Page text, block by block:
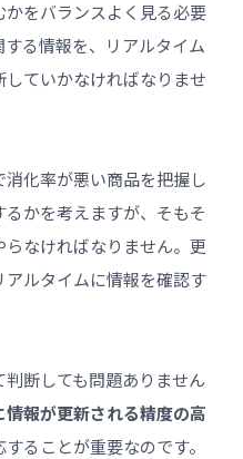
をバランスよく見る必要
る情報を、リアルタイム
ていかなければなりませ
化率が悪い商品を把握し
かを考えますが、そもそ
なければなりません。更
ルタイムに情報を確認す
断しても問題ありません
情報が更新される精度の高
ることが重要なのです。